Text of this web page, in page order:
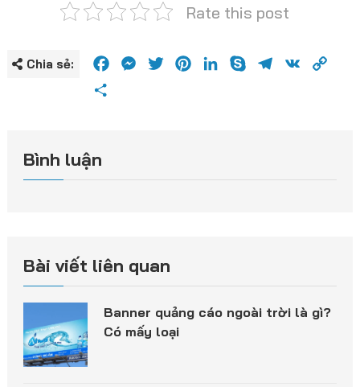
Rate this post
Chia sẻ: FacebookMessenger
TwitterPinterestLinkedIn
Skype Telegram
VK
Bình luận
Bài viết liên quan
Banner quảng cáo ngoài trời là gì?
Có mấy loại